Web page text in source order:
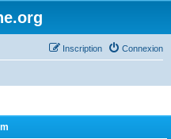
Connexion
Inscription